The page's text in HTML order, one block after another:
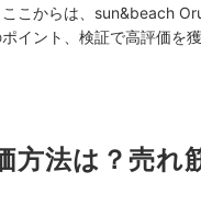
こからは、sun&beach
イント、検証で高評価を
法は？売れ